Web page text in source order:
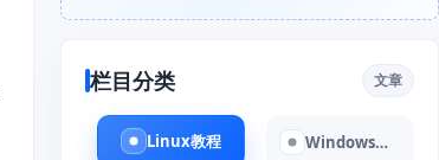
栏目分类 文章
Linux教程 Windows教程